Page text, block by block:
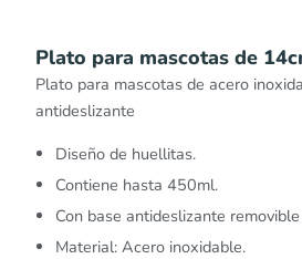
Plato para mascotas de
Plato para mascotas de acero
antideslizante
Diseño de huellitas.
Contiene hasta 450ml.
Con base antideslizante
Material: Acero inoxidable.